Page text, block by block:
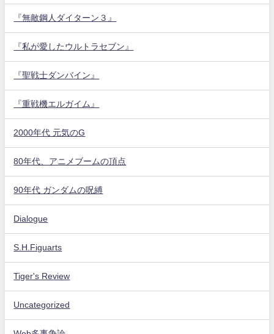
『無敵鋼人ダイターン３』
『私が愛したウルトラセブン』
『聖戦士ダンバイン』
『重戦機エルガイム』
2000年代 元気のG
80年代、アニメブームの頂点
90年代 ガンダムの呪縛
Dialogue
S.H.Figuarts
Tiger's Review
Uncategorized